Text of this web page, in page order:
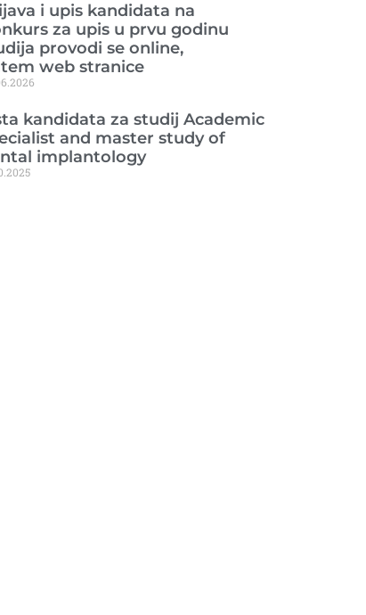
i upis kandidata na
za upis u prvu godinu
provodi se online,
web stranice
kandidata za studij Academic
and master study of
implantology